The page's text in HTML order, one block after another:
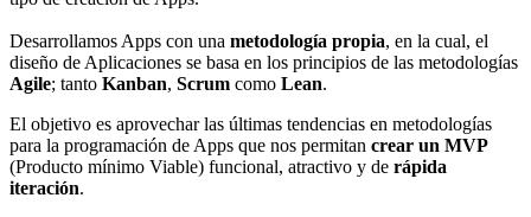
Desarrollamos Apps con una metodología propia, en la cual, el
diseño de Aplicaciones se basa en los principios de las metodologías
Agile; tanto Kanban, Scrum como Lean.
El objetivo es aprovechar las últimas tendencias en metodologías
para la programación de Apps que nos permitan crear un MVP
(Producto mínimo Viable) funcional, atractivo y de rápida
iteración.